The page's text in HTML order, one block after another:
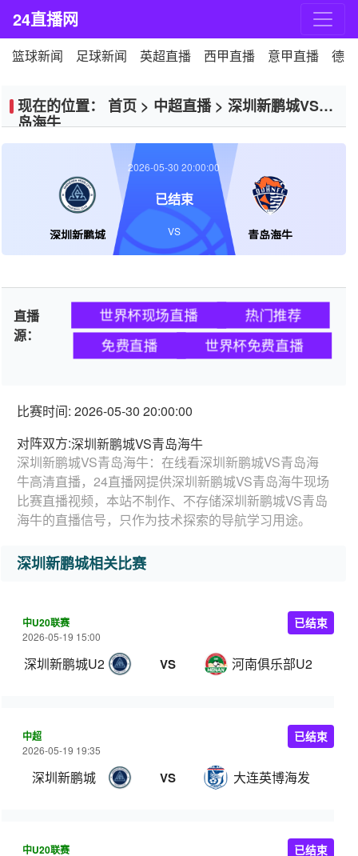
24直播网
篮球新闻 足球新闻 英超直播 西甲直播 意甲直播 德
现在的位置： 首页 > 中超直播> 深圳新鹏城VS青
岛海牛
深圳新鹏城 青岛海牛
2026-05-30 20:00:00
已结束
VS
直播
源：
世界杯现场直播
热门推荐
免费直播
世界杯免费直播
比赛时间: 2026-05-30 20:00:00
对阵双方:深圳新鹏城VS青岛海牛
深圳新鹏城VS青岛海牛：在线看深圳新鹏城VS青岛海
牛高清直播，24直播网提供深圳新鹏城VS青岛海牛现场
比赛直播视频，本站不制作、不存储深圳新鹏城VS青岛
海牛的直播信号，只作为技术探索的导航学习用途。
深圳新鹏城相关比赛
中U20联赛
2026-05-19 15:00
深圳新鹏城U20 VS 河南俱乐部U20
已结束
中超
2026-05-19 19:35
深圳新鹏城 VS 大连英博海发
已结束
中U20联赛 已结束